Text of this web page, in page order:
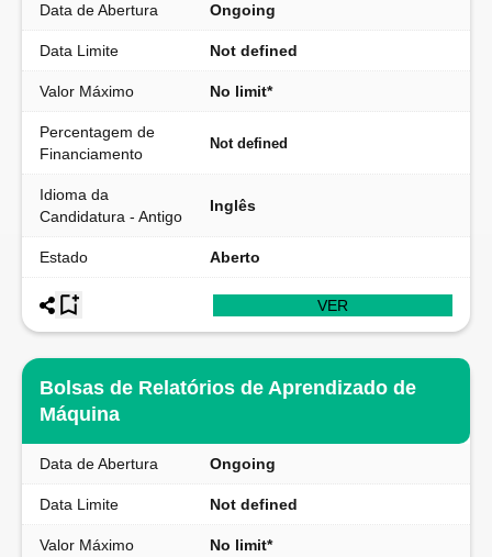
Data de Abertura Ongoing
Data Limite Not defined
Valor Máximo No limit*
Percentagem de
Financiamento
Not defined
Idioma da
Candidatura - Antigo
Inglês
Estado Aberto
VER
Bolsas de Relatórios de Aprendizado de
Máquina
Data de Abertura Ongoing
Data Limite Not defined
Valor Máximo No limit*